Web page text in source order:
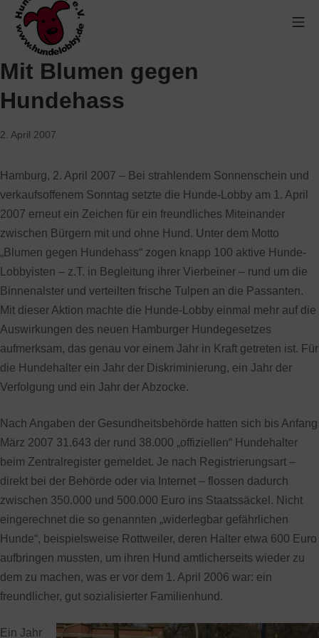
Mit Blumen gegen
Hundehass
2. April 2007
Hamburg, 2. April 2007 – Bei strahlendem Sonnenschein und
verkaufsoffenem Sonntag setzte die Hunde-Lobby am 1. April
2007 erneut ein Zeichen für ein freundliches Miteinander
zwischen Bürgern mit und ohne Hund. Unter dem Motto
„Blumen gegen Hundehass“ zogen knapp 100 aktive Hunde-
Lobbyisten – z.T. in Begleitung ihrer Vierbeiner – rund um die
Binnenalster und verteilten frische Tulpen an die Passanten.
Mit dieser Aktion machte die Hunde-Lobby einmal mehr auf die
Auswirkungen des neuen Hamburger Hundegesetzes
aufmerksam, das genau vor einem Jahr in Kraft getreten ist. Für
die Hundehalter ein Jahr der Diskriminierung, ein Jahr der
Verfolgung und ein Jahr der Abzocke.
Nach Angaben der Gesundheitsbehörde hatten sich bis Anfang
März 2007 31.643 der rund 38.000 „offiziellen“ Hundehalter
beim Zentralregister gemeldet. Je nach Registrierungsart –
direkt bei der Behörde oder via Internet – flossen dadurch
zwischen 350.000 und 500.000 Euro ins Staatssäckel. Nicht
eingerechnet die so genannten „widerlegbar gefährlichen
Hunde“, beispielsweise Rottweiler, deren Halter etwa 600 Euro
aufbringen mussten, um ihren Hund amtlicherseits wieder zu
dem zu machen, was er vor dem 1. April 2006 war: ein
freundlicher, gut sozialisierter Familienhund.
Ein Jahr